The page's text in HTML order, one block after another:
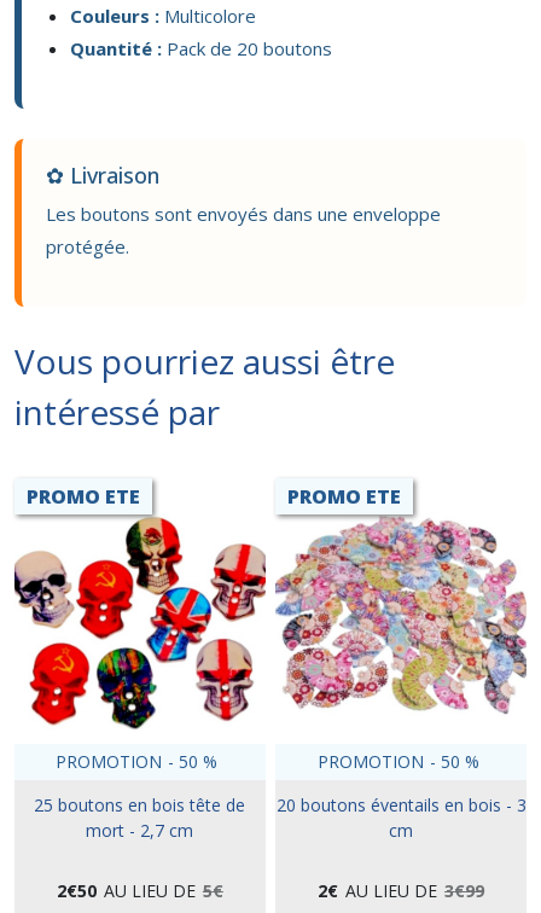
Couleurs : Multicolore
Quantité : Pack de 20 boutons
✿ Livraison
Les boutons sont envoyés dans une enveloppe
protégée.
Vous pourriez aussi être
intéressé par
PROMO ETE
PROMOTION - 50 %
25 boutons en bois tête de
mort - 2,7 cm
2€50 AU LIEU DE 5€
PROMO ETE
PROMOTION - 50 %
20 boutons éventails en bois - 3
cm
2€ AU LIEU DE 3€99